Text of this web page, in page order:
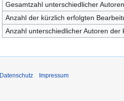
Gesamtzahl unterschiedlicher Autoren
Anzahl der kürzlich erfolgten
Anzahl unterschiedlicher Autoren
Datenschutz Impressum